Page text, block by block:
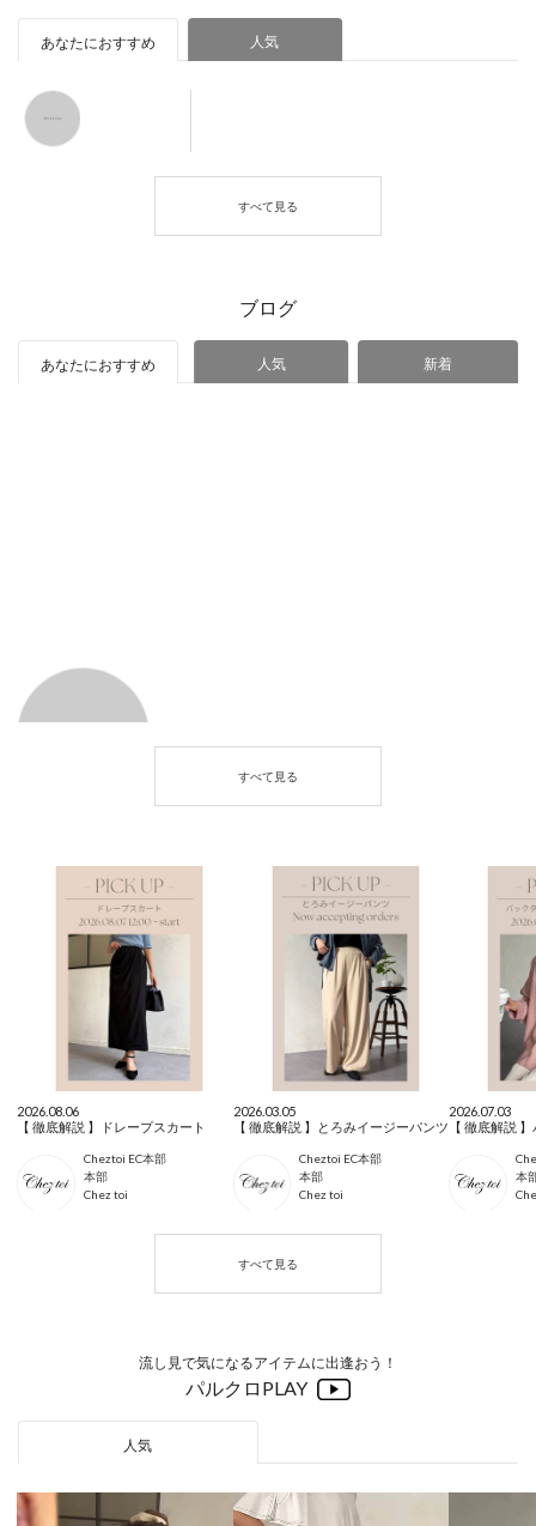
あなたにおすすめ 人気
ブログ
あなたにおすすめ 人気 新着
2026.08.06
【 徹底解説 】ドレープスカート
Cheztoi EC本部
本部
Chez toi
2026.03.05
【 徹底解説 】とろみイージーパンツ
Cheztoi EC本部
本部
Chez toi
2026.07.03
本
流し見で気になるアイテムに出逢おう！
パルクロPLAY
人気